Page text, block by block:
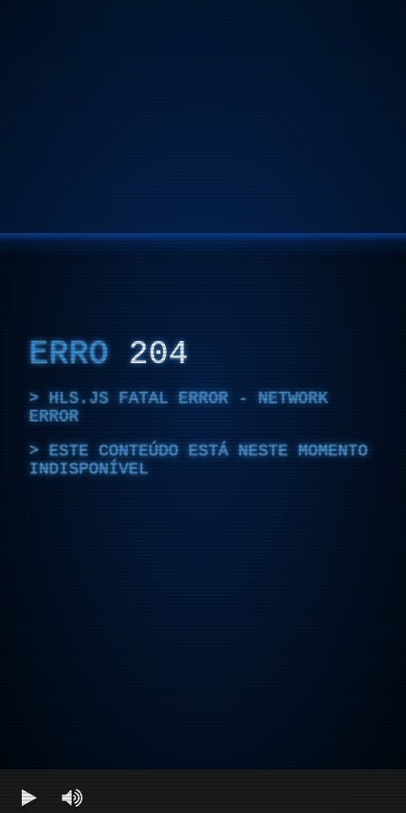
ERRO 204
HLS.JS FATAL ERROR - NETWORK
ERROR
ESTE CONTEÚDO ESTÁ NESTE MOMENTO
INDISPONÍVEL